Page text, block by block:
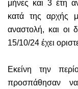
μήνες και 3 έτη
κατά της αρχής
αναστολή, και οι
15/10/24 έχει
Εκείνη την
προσπάθησαν να